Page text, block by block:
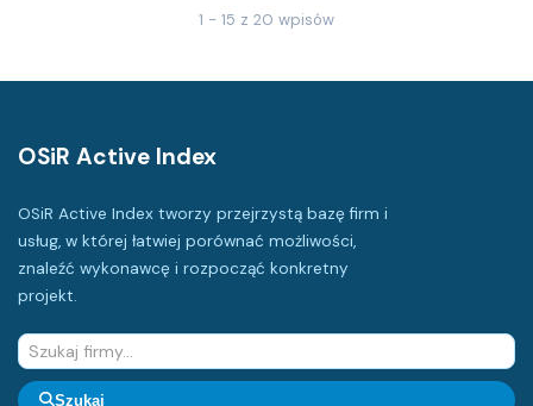
1 - 15 z 20 wpisów
OSiR Active Index
OSiR Active Index tworzy przejrzystą bazę firm i
usług, w której łatwiej porównać możliwości,
znaleźć wykonawcę i rozpocząć konkretny
projekt.
Szukaj